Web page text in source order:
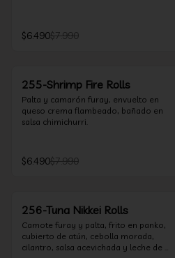
$6.490$7.990
255-Shrimp Fire Rolls
Palta y camarón furay, envuelto en
queso crema flambeado, bañado en
salsa chimichurri.
$6.490$7.990
256-Tuna Nikkei Rolls
Camote furay y palta, frito en panko,
cubierto de atún, cebolla morada,
cilantro, salsa acevichada y leche de